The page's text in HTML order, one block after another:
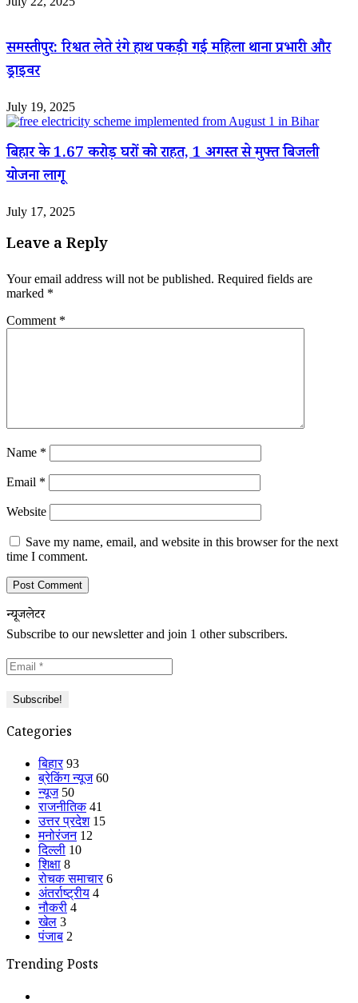
समस्तीपुर: रिश्वत लेते रंगे हाथ पकड़ी गई महिला थाना प्रभारी और
ड्राइवर
July 19, 2025
बिहार के 1.67 करोड़ घरों को राहत, 1 अगस्त से मुफ्त बिजली
योजना लागू
July 17, 2025
Leave a Reply
Your email address will not be published. Required fields are
marked *
Comment *
Name *
Email *
Website
Save my name, email, and website in this browser for the next
time I comment.
न्यूजलेटर
Subscribe to our newsletter and join 1 other subscribers.
Categories
बिहार 93
ब्रेकिंग न्यूज 60
न्यूज 50
राजनीतिक 41
उत्तर प्रदेश 15
मनोरंजन 12
दिल्ली 10
शिक्षा 8
रोचक समाचार 6
अंतर्राष्ट्रीय 4
नौकरी 4
खेल 3
पंजाब 2
Trending Posts